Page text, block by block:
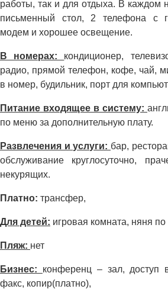
работы, так и для отдыха. В каждом
письменный стол, 2 телефона с
модем и хорошее освещение.
В номерах: кондиционер,
радио, прямой телефон, кофе, чай,
в номер, будильник, порт для
Питание входящее в систему:
по меню за дополнительную плату.
Развлечения и услуги: бар,
обслуживание круглосуточно,
некурящих.
Платно: трансфер,
Для детей: игровая комната, няня по
Пляж: нет
Бизнес: конференц – зал, доступ
факс, копир(платно),